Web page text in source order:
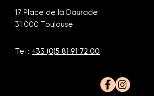
17 Place de la Daurade
31 000 Toulouse
Tel : +33 (0)5 81 91 72 00
FacebookInstagram